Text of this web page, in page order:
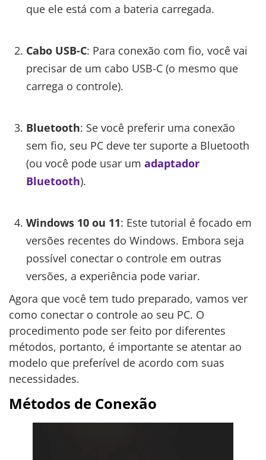
que ele está com a bateria carregada.
Cabo USB-C: Para conexão com fio, você vai
precisar de um cabo USB-C (o mesmo que
carrega o controle).
Bluetooth: Se você preferir uma conexão
sem fio, seu PC deve ter suporte a Bluetooth
(ou você pode usar um adaptador
Bluetooth).
Windows 10 ou 11: Este tutorial é focado em
versões recentes do Windows. Embora seja
possível conectar o controle em outras
versões, a experiência pode variar.
Agora que você tem tudo preparado, vamos ver
como conectar o controle ao seu PC. O
procedimento pode ser feito por diferentes
métodos, portanto, é importante se atentar ao
modelo que preferível de acordo com suas
necessidades.
Métodos de Conexão